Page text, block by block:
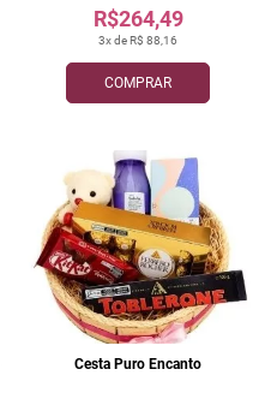
COMPRAR
3x de R$ 88,16
R$264,49
Cesta Puro Encanto